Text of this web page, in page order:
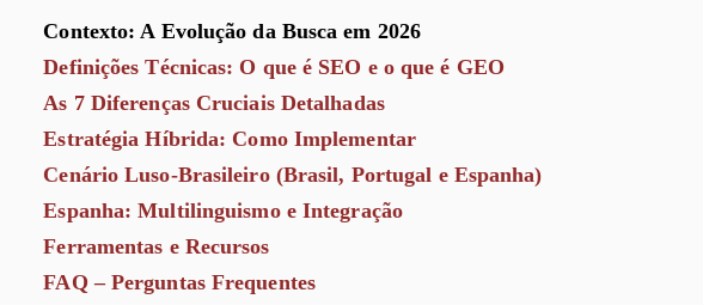
Contexto: A Evolução da Busca em 2026
Definições Técnicas: O que é SEO e o que é GEO
As 7 Diferenças Cruciais Detalhadas
Estratégia Híbrida: Como Implementar
Cenário Luso-Brasileiro (Brasil, Portugal e Espanha)
Espanha: Multilinguismo e Integração
Ferramentas e Recursos
FAQ – Perguntas Frequentes